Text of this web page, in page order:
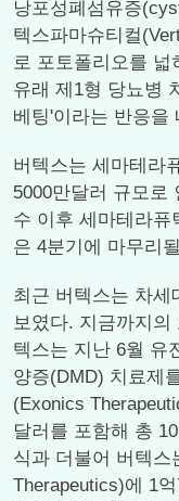
낭포성폐섬유증
텍스파마슈티컬
로 포토폴리오를 넓
유래 제1형 당뇨병
베팅'이라는 반응을
버텍스는 세마테라
5000만달러 규모로
수 이후 세마테라퓨
은 4분기에 마무리
최근 버텍스는 차세
보였다. 지금까지의
텍스는 지난 6월 유
양증(DMD) 치료제
(Exonics
달러를 포함해 총
식과 더불어 버텍스
Therapeutics)에 1